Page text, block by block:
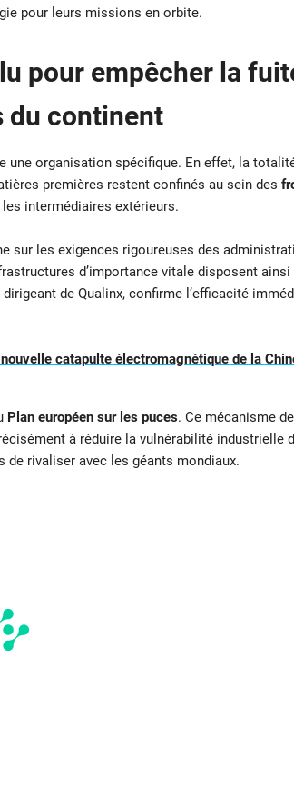
pour leurs missions en orbite.
pour empêcher la
du continent
une organisation spécifique. En effet, la
premières restent confinés au sein des
intermédiaires extérieurs.
sur les exigences rigoureuses des
d’importance vitale disposent ainsi
de Qualinx, confirme l’efficacité
catapulte électromagnétique de la
Plan européen sur les puces. Ce mécanisme de
à réduire la vulnérabilité industrielle
de rivaliser avec les géants mondiaux.